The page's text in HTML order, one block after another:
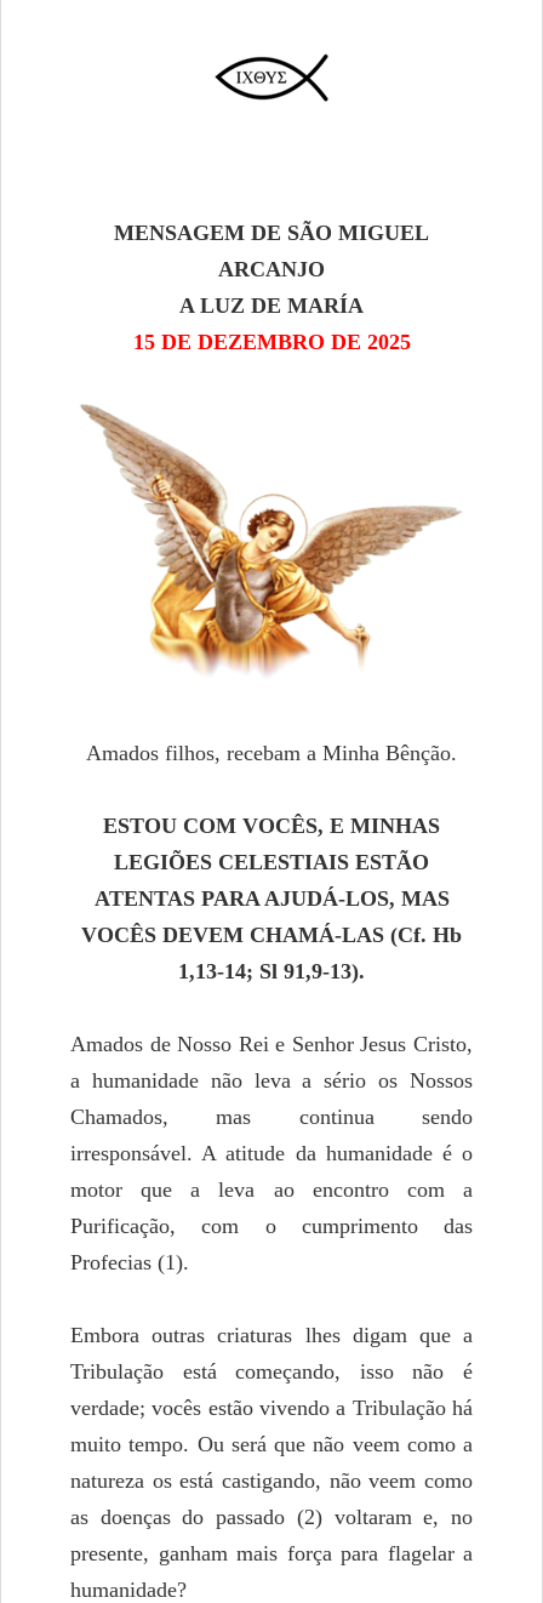
MENSAGEM DE SÃO MIGUEL
ARCANJO
A LUZ DE MARÍA
15 DE DEZEMBRO DE 2025
Amados filhos, recebam a Minha Bênção.
ESTOU COM VOCÊS, E MINHAS
LEGIÕES CELESTIAIS ESTÃO
ATENTAS PARA AJUDÁ-LOS, MAS
VOCÊS DEVEM CHAMÁ-LAS (Cf. Hb
1,13-14; Sl 91,9-13).
Amados de Nosso Rei e Senhor Jesus Cristo,
a humanidade não leva a sério os Nossos
Chamados, mas continua sendo
irresponsável. A atitude da humanidade é o
motor que a leva ao encontro com a
Purificação, com o cumprimento das
Profecias (1).
Embora outras criaturas lhes digam que a
Tribulação está começando, isso não é
verdade; vocês estão vivendo a Tribulação há
muito tempo. Ou será que não veem como a
natureza os está castigando, não veem como
as doenças do passado (2) voltaram e, no
presente, ganham mais força para flagelar a
humanidade?